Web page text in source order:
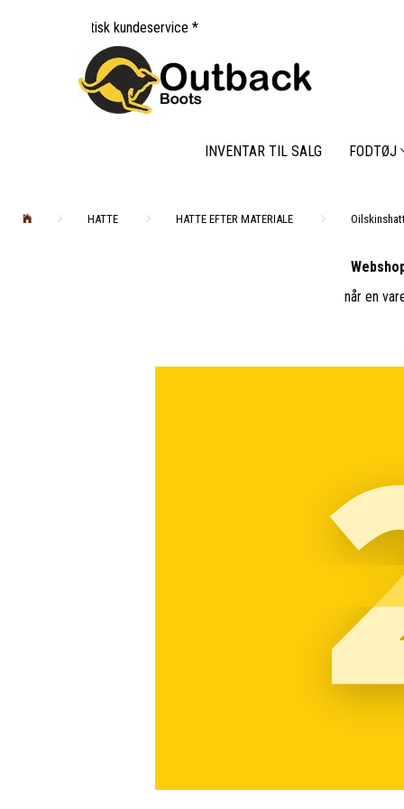
INVENTAR TIL SALG FODTØJ
HATTE HATTE EFTER MATERIALE
når en